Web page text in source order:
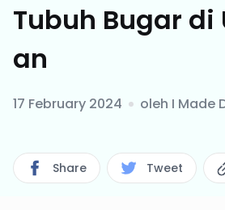
Tubuh Bugar di
an
17 February 2024 oleh I Made
Share Tweet